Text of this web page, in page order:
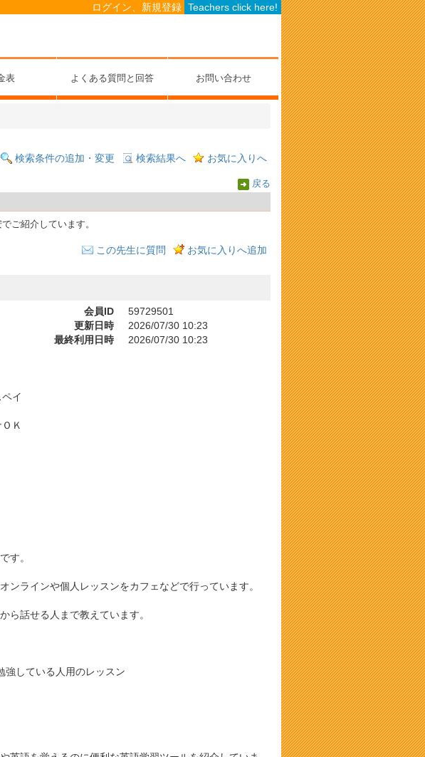
ログイン、新規登録 Teachers click here!
表 よくある質問と回答 お問い合わせ
検索条件の追加・変更 検索結果へ お気に入りへ
戻る
ご紹介しています。
この先生に質問 お気に入りへ追加
イ
Ｋ
会員ID
59729501
更新日時
2026/07/30 10:23
最終利用日時
2026/07/30 10:23
す。
ンラインや個人レッスンをカフェなどで行っています。
ら話せる人まで教えています。
強している人用のレッスン